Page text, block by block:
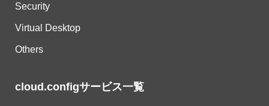
Security
Virtual Desktop
Others
cloud.configサービス一覧